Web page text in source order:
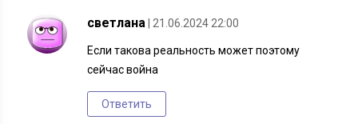
светлана | 21.06.2024 22:00
Если такова реальность может поэтому
сейчас война
Ответить